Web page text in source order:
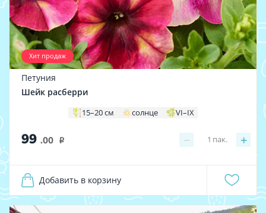
Хит продаж
Петуния
Шейк расберри
15–20 см солнце VI–IX
99 .00 i − +
1 пак.
Добавить в корзину